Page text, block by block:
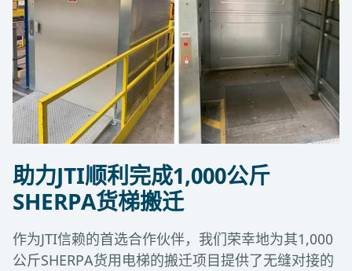
助力JTI顺利完成1,000公斤
SHERPA货梯搬迁
作为JTI信赖的首选合作伙伴，我们荣幸地为其1,000
公斤SHERPA货用电梯的搬迁项目提供了无缝对接的